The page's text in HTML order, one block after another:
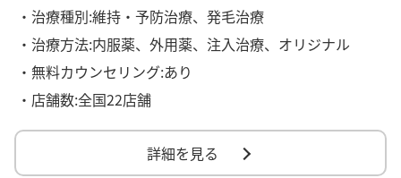
・治療種別:維持・予防治療、発毛治療
・治療方法:内服薬、外用薬、注入治療、オリジナル
・無料カウンセリング:あり
・店舗数:全国22店舗
詳細を見る